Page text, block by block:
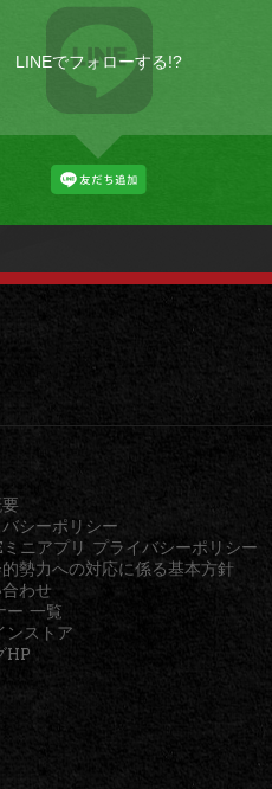
LINEでフォローする!?
シーポリシー
ニアプリ プライバシーポリシー
的勢力への対応に係る基本方針
わせ
ー 一覧
ンストア
HP